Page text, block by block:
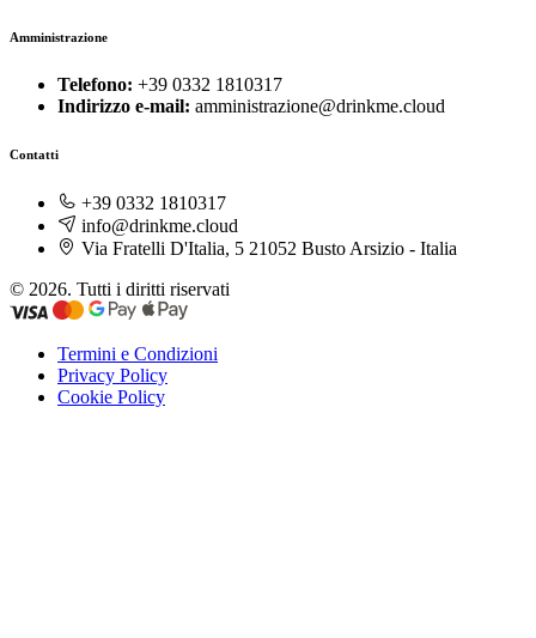
Amministrazione
Telefono: +39 0332 1810317
Indirizzo e-mail: amministrazione@drinkme.cloud
Contatti
+39 0332 1810317
info@drinkme.cloud
Via Fratelli D'Italia, 5 21052 Busto Arsizio - Italia
© 2026. Tutti i diritti riservati
Termini e Condizioni
Privacy Policy
Cookie Policy